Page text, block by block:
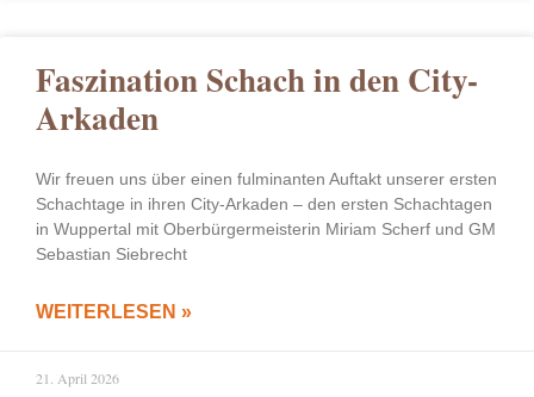
Faszination Schach in den City-
Arkaden
Wir freuen uns über einen fulminanten Auftakt unserer ersten
Schachtage in ihren City-Arkaden – den ersten Schachtagen
in Wuppertal mit Oberbürgermeisterin Miriam Scherf und GM
Sebastian Siebrecht
WEITERLESEN »
21. April 2026